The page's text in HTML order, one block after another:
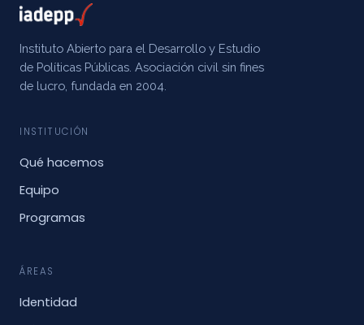
Instituto Abierto para el Desarrollo y Estudio
de Políticas Públicas. Asociación civil sin fines
de lucro, fundada en 2004.
INSTITUCIÓN
Qué hacemos
Equipo
Programas
ÁREAS
Identidad